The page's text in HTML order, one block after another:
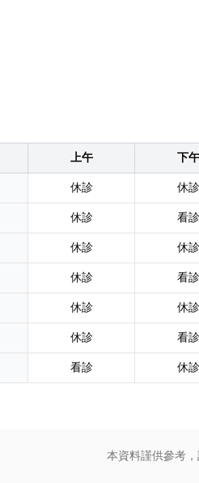
上午 下午
休診 休診
休診 看診
休診 休診
休診 看診
休診 休診
休診 看診
看診 休診
本資料謹供參考